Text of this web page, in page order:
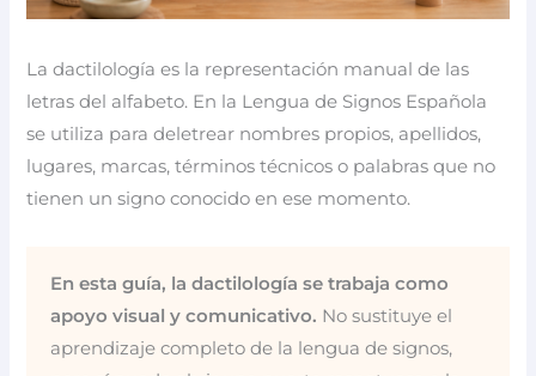
La dactilología es la representación manual de las
letras del alfabeto. En la Lengua de Signos Española
se utiliza para deletrear nombres propios, apellidos,
lugares, marcas, términos técnicos o palabras que no
tienen un signo conocido en ese momento.
En esta guía, la dactilología se trabaja como
apoyo visual y comunicativo. No sustituye el
aprendizaje completo de la lengua de signos,